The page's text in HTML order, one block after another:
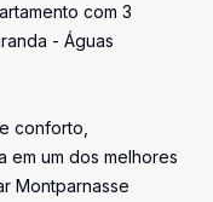
com 3
- Águas
conforto,
em um dos melhores
Montparnasse